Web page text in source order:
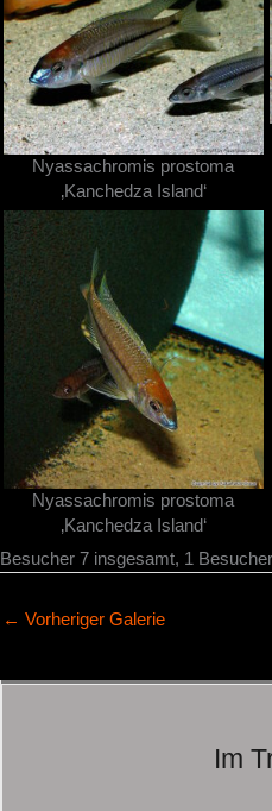
Nyassachromis prostoma
‚Kanchedza Island‘
Nyassachromis prostoma
‚Kanchedza Island‘
Besucher 7 insgesamt, 1
← Vorheriger Galerie
Im